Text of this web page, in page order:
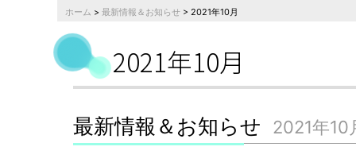
ホーム > 最新情報＆お知らせ > 2021年10月
2021年10月
最新情報＆お知らせ 2021年10